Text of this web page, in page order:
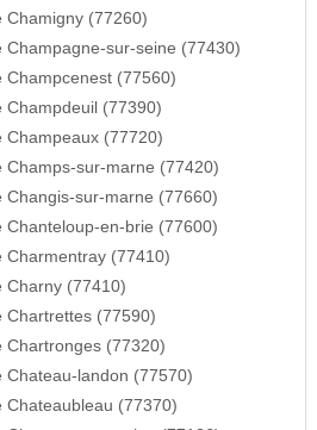
Chamigny (77260)
Champagne-sur-seine (77430)
Champcenest (77560)
Champdeuil (77390)
Champeaux (77720)
Champs-sur-marne (77420)
Changis-sur-marne (77660)
Chanteloup-en-brie (77600)
Charmentray (77410)
Charny (77410)
Chartrettes (77590)
Chartronges (77320)
Chateau-landon (77570)
Chateaubleau (77370)